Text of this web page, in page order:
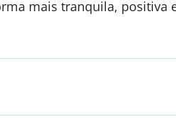
mais tranquila, positiva